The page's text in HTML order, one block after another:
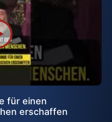
für einen
erschaffen